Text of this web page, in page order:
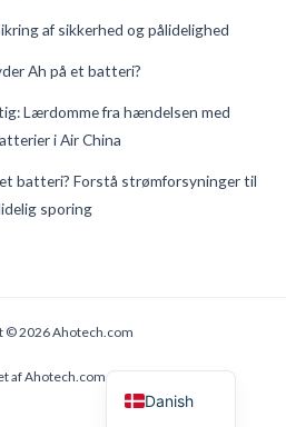
af sikkerhed og pålidelighed
Ah på et batteri?
Lærdomme fra hændelsen med
i Air China
batteri? Forstå strømforsyninger til
sporing
© 2026 Ahotech.com
af Ahotech.com
Danish
French
German